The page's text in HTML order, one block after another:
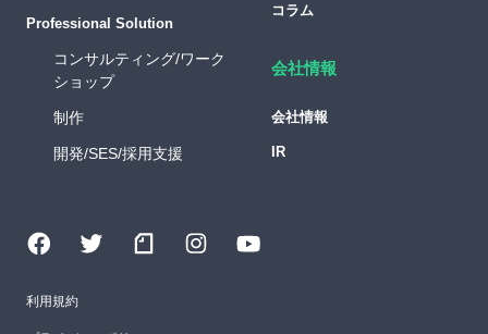
Professional Solution
コンサルティング/ワーク
ショップ
制作
開発/SES/採用支援
コラム
会社情報
会社情報
IR
利用規約